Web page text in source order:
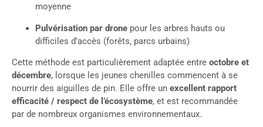
moyenne
Pulvérisation par drone pour les arbres hauts ou
difficiles d’accès (forêts, parcs urbains)
Cette méthode est particulièrement adaptée entre octobre et
décembre, lorsque les jeunes chenilles commencent à se
nourrir des aiguilles de pin. Elle offre un excellent rapport
efficacité / respect de l’écosystème, et est recommandée
par de nombreux organismes environnementaux.